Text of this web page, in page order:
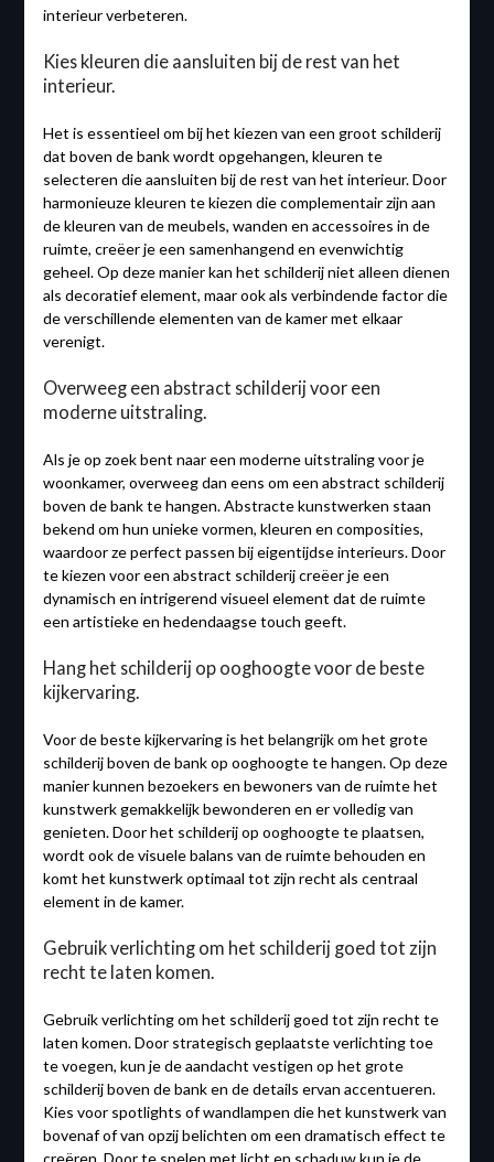
interieur verbeteren.
Kies kleuren die aansluiten bij de rest van het
interieur.
Het is essentieel om bij het kiezen van een groot schilderij
dat boven de bank wordt opgehangen, kleuren te
selecteren die aansluiten bij de rest van het interieur. Door
harmonieuze kleuren te kiezen die complementair zijn aan
de kleuren van de meubels, wanden en accessoires in de
ruimte, creëer je een samenhangend en evenwichtig
geheel. Op deze manier kan het schilderij niet alleen dienen
als decoratief element, maar ook als verbindende factor die
de verschillende elementen van de kamer met elkaar
verenigt.
Overweeg een abstract schilderij voor een
moderne uitstraling.
Als je op zoek bent naar een moderne uitstraling voor je
woonkamer, overweeg dan eens om een abstract schilderij
boven de bank te hangen. Abstracte kunstwerken staan
bekend om hun unieke vormen, kleuren en composities,
waardoor ze perfect passen bij eigentijdse interieurs. Door
te kiezen voor een abstract schilderij creëer je een
dynamisch en intrigerend visueel element dat de ruimte
een artistieke en hedendaagse touch geeft.
Hang het schilderij op ooghoogte voor de beste
kijkervaring.
Voor de beste kijkervaring is het belangrijk om het grote
schilderij boven de bank op ooghoogte te hangen. Op deze
manier kunnen bezoekers en bewoners van de ruimte het
kunstwerk gemakkelijk bewonderen en er volledig van
genieten. Door het schilderij op ooghoogte te plaatsen,
wordt ook de visuele balans van de ruimte behouden en
komt het kunstwerk optimaal tot zijn recht als centraal
element in de kamer.
Gebruik verlichting om het schilderij goed tot zijn
recht te laten komen.
Gebruik verlichting om het schilderij goed tot zijn recht te
laten komen. Door strategisch geplaatste verlichting toe
te voegen, kun je de aandacht vestigen op het grote
schilderij boven de bank en de details ervan accentueren.
Kies voor spotlights of wandlampen die het kunstwerk van
bovenaf of van opzij belichten om een ​​dramatisch effect te